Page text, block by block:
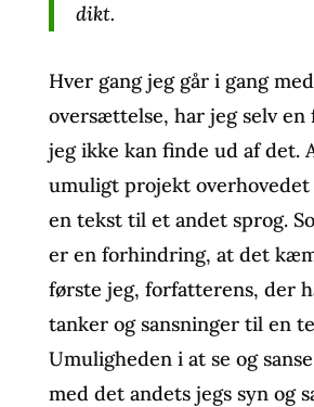
dikt.
Hver gang jeg går i gang
oversættelse, har jeg selv en
jeg ikke kan finde ud af det.
umuligt projekt
en tekst til et andet sprog.
er en forhindring, at det
første jeg, forfatterens, der
tanker og sansninger til en
Umuligheden i at se og
med det andets jegs syn og